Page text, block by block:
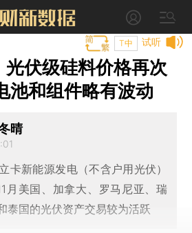
试听
T中
光伏级硅料价格再次
池和组件略有波动
晴
卡新能源发电（不含户用光伏）
月美国、加拿大、罗马尼亚、瑞
泰国的光伏资产交易较为活跃